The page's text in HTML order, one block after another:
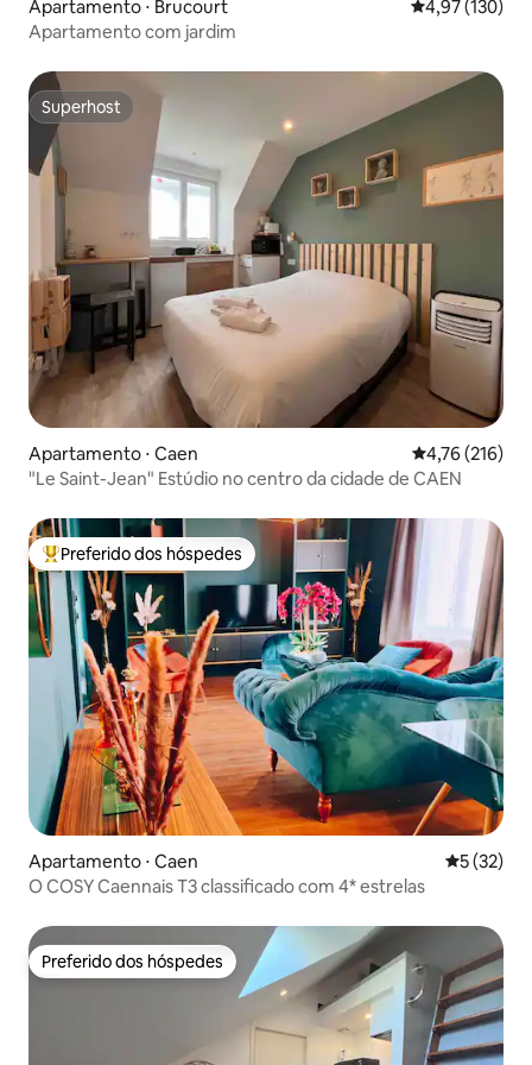
Apartamento ⋅ Brucourt 4,97 de uma
4,97 (130)
Apartamento com jardim
Superhost
Superhost
Apartamento ⋅ Caen 4,76 de uma
4,76 (216)
"Le Saint-Jean" Estúdio no centro da cidade de CAEN
Entre os melhores preferidos dos hóspedes
Preferido dos hóspedes
Apartamento ⋅ Caen 5 de uma
5 (32)
O COSY Caennais T3 classificado com 4* estrelas
Preferido dos hóspedes
Preferido dos hóspedes